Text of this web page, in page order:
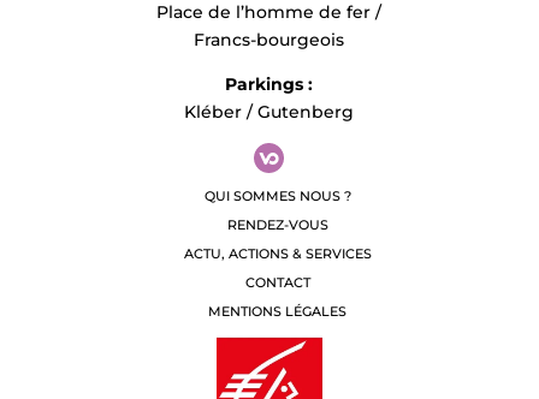
Place de l’homme de fer /
Francs-bourgeois
Parkings :
Kléber / Gutenberg
QUI SOMMES NOUS ?
RENDEZ-VOUS
ACTU, ACTIONS & SERVICES
CONTACT
MENTIONS LÉGALES